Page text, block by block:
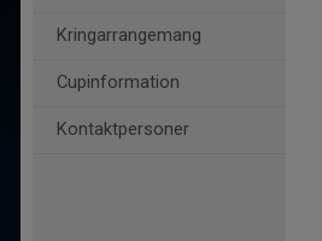
Kringarrangemang
Cupinformation
Kontaktpersoner